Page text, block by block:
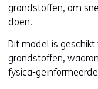
grondstoffen, om
doen.
Dit model is
grondstoffen,
fysica-